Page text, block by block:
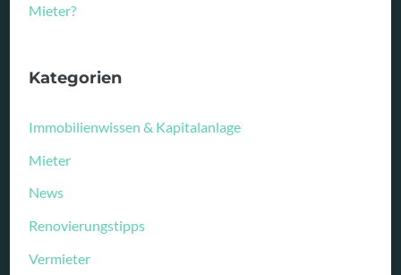
Mieter?
Kategorien
Immobilienwissen & Kapitalanlage
Mieter
News
Renovierungstipps
Vermieter